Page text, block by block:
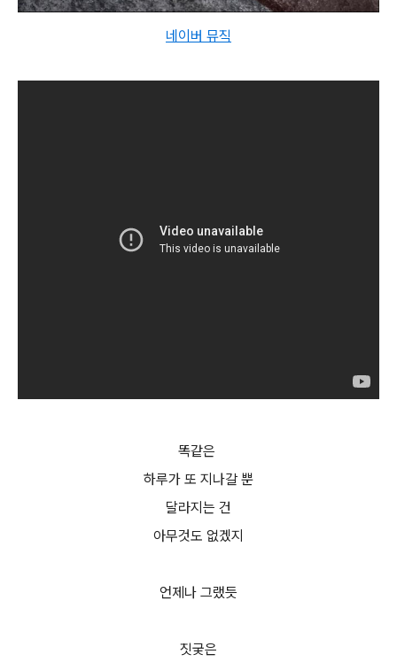
네이버 뮤직
똑같은
하루가 또 지나갈 뿐
달라지는 건
아무것도 없겠지
언제나 그랬듯
짓궂은